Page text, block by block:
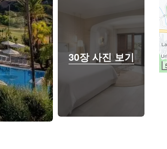
30장 사진 보기